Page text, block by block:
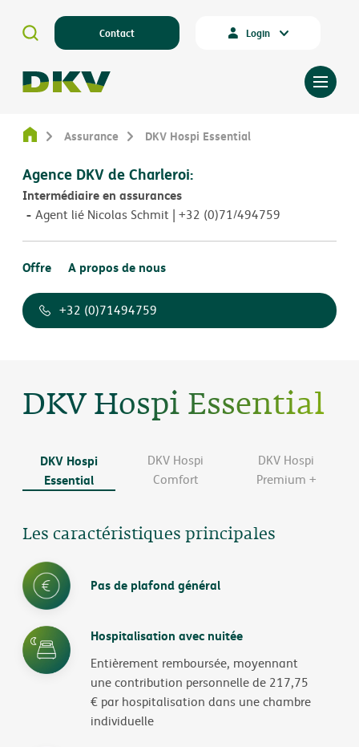
Contact Login
Agence DKV de Charleroi:
Intermédiaire en assurances
Agent lié Nicolas Schmit | +32 (0)71/494759
Offre A propos de nous
+32 (0)71494759
DKV Hospi Essential
Assurance DKV Hospi Essential
DKV Hospi
Essential
DKV Hospi
Comfort
DKV Hospi
Premium +
Les caractéristiques principales
Pas de plafond général
Hospitalisation avec nuitée
Entièrement remboursée, moyennant
une contribution personnelle de 217,75
€ par hospitalisation dans une chambre
individuelle